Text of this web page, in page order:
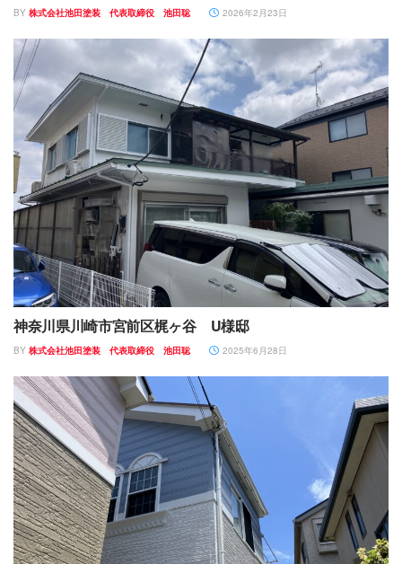
BY 株式会社池田塗装 代表取締役 池田聡 2026年2月23日
神奈川県川崎市宮前区梶ヶ谷 U様邸
BY 株式会社池田塗装 代表取締役 池田聡 2025年6月28日